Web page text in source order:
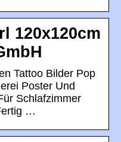
120x120cm
Tattoo Bilder Pop
Poster Und
Schlafzimmer
…